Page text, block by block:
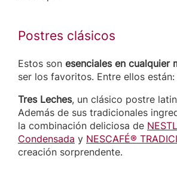
Postres clásicos
Estos son esenciales en cualquier
ser los favoritos. Entre ellos están:
Tres Leches, un clásico postre
Además de sus tradicionales
la combinación deliciosa de
Condensada y NESCAFÉ®
creación sorprendente.